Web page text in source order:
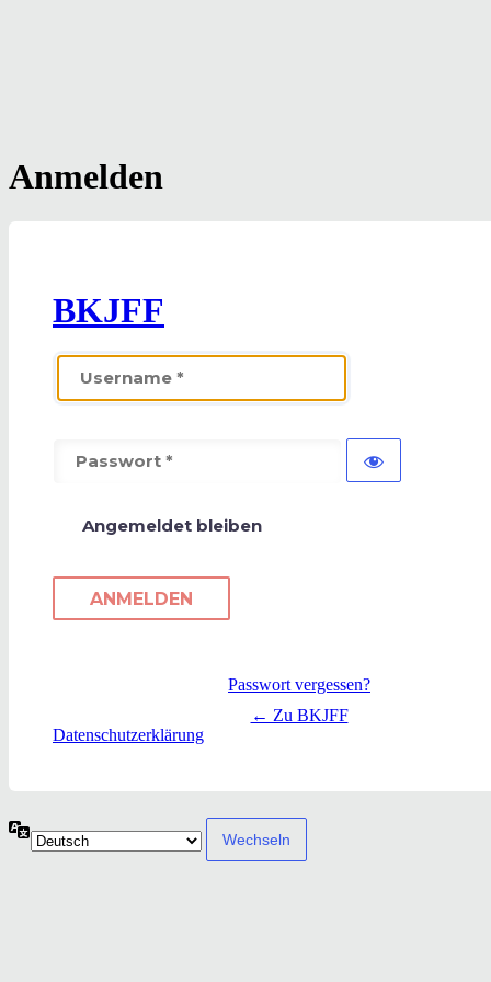
Anmelden
BKJFF
Angemeldet bleiben
Passwort vergessen?
← Zu BKJFF
Datenschutzerklärung